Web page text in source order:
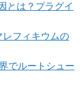
とは？プラグイ
フィキウムの
でルートシュー